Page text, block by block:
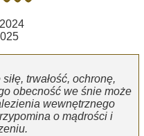
trwałość, ochronę,
obecność we śnie może
wewnętrznego
o mądrości i